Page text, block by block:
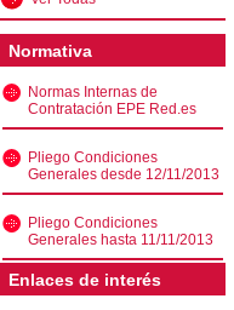
Normativa
Normas Internas de
Contratación EPE Red.es
Pliego Condiciones
Generales desde 12/11/2013
Pliego Condiciones
Generales hasta 11/11/2013
Enlaces de interés